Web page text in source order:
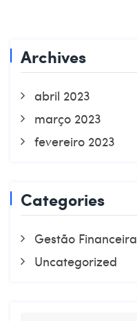
Archives
abril 2023
março 2023
fevereiro 2023
Categories
Gestão Financeira
Uncategorized